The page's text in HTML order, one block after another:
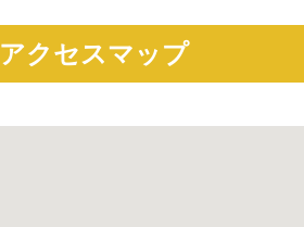
アクセスマップ